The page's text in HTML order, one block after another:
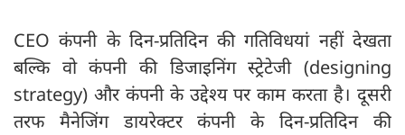
CEO कंपनी के दिन-प्रतिदिन की गतिविधयां नहीं देखता
बल्कि वो कंपनी की डिजाइनिंग स्ट्रेटेजी (designing
strategy) और कंपनी के उद्देश्य पर काम करता है। दूसरी
तरफ मैनेजिंग डायरेक्टर कंपनी के दिन-प्रतिदिन की